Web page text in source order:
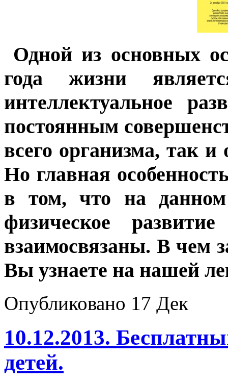
Одной из основных
года жизни
интеллектуальное
постоянным
всего организма, так
Но главная
в том, что на данном
физическое
взаимосвязаны. В чем
Вы узнаете на нашей
Опубликовано 17 Дек
10.12.2013.
детей.